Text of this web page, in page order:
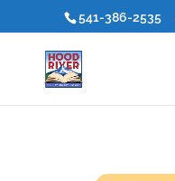
541-386-2535